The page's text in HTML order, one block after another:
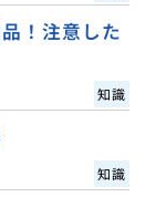
！注意した
知識
知識